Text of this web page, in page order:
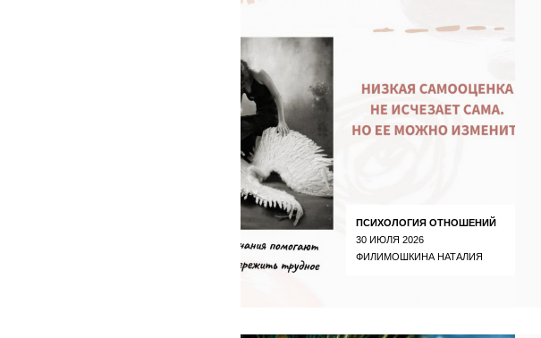
ПСИХОЛОГИЯ ОТНОШЕНИЙ
30 ИЮЛЯ 2026
ФИЛИМОШКИНА НАТАЛИЯ